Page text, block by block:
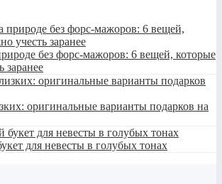
без форс-мажоров: 6 вещей, которые
заранее
оригинальные варианты подарков на
для невесты в голубых тонах